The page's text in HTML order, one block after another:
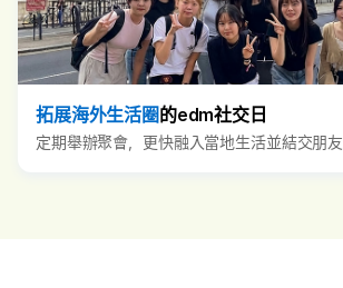
拓展海外生活圈的edm社交日
定期舉辦聚會，更快融入當地生活並結交朋友